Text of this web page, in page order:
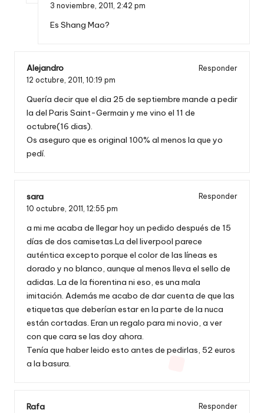
3 noviembre, 2011, 2:42 pm
Es Shang Mao?
Alejandro
Responder
12 octubre, 2011, 10:19 pm
Quería decir que el dia 25 de septiembre mande a pedir
la del Paris Saint-Germain y me vino el 11 de
octubre(16 dias).
Os aseguro que es original 100% al menos la que yo
pedí.
sara
Responder
10 octubre, 2011, 12:55 pm
a mi me acaba de llegar hoy un pedido después de 15
días de dos camisetas.La del liverpool parece
auténtica excepto porque el color de las líneas es
dorado y no blanco, aunque al menos lleva el sello de
adidas. La de la fiorentina ni eso, es una mala
imitación. Además me acabo de dar cuenta de que las
etiquetas que deberían estar en la parte de la nuca
están cortadas. Eran un regalo para mi novio, a ver
con que cara se las doy ahora.
Tenía que haber leido esto antes de pedirlas, 52 euros
a la basura.
Rafa
Responder